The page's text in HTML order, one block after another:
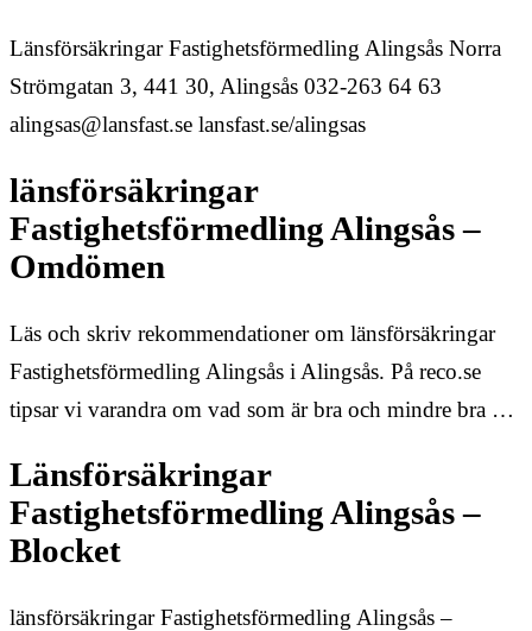
Länsförsäkringar Fastighetsförmedling Alingsås Norra
Strömgatan 3, 441 30, Alingsås 032-263 64 63
alingsas@lansfast.se lansfast.se/alingsas
länsförsäkringar
Fastighetsförmedling Alingsås –
Omdömen
Läs och skriv rekommendationer om länsförsäkringar
Fastighetsförmedling Alingsås i Alingsås. På reco.se
tipsar vi varandra om vad som är bra och mindre bra …
Länsförsäkringar
Fastighetsförmedling Alingsås –
Blocket
länsförsäkringar Fastighetsförmedling Alingsås –